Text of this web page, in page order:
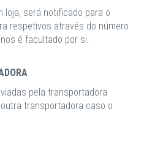
loja, será notificado para o
respetivos através do número
é facultado por si.
pela transportadora
outra transportadora caso o